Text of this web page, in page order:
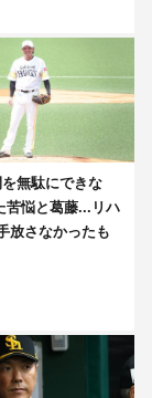
無駄にできな
苦悩と葛藤...リハ
放さなかったも